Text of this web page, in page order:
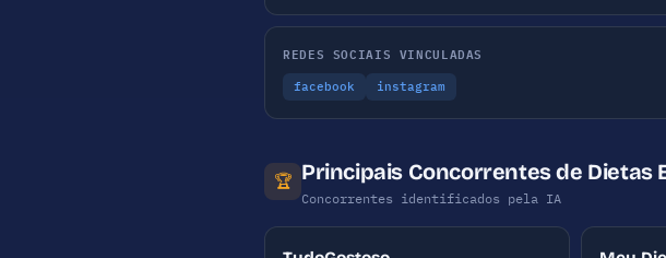
REDES SOCIAIS VINCULADAS
facebook instagram
🏆 Principais Concorrentes de Dietas
Concorrentes identificados pela IA